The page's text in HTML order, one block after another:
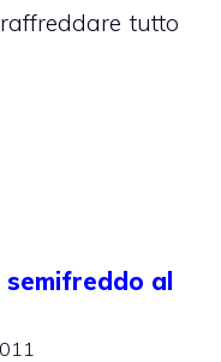
tutto
semifreddo al